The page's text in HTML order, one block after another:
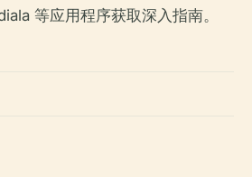
等应用程序获取深入指南。